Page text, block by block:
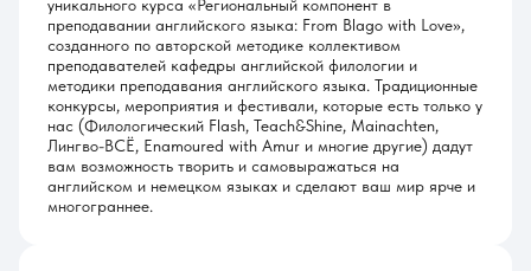
уникального курса «Региональный компонент в
преподавании английского языка: From Blago with Love»,
созданного по авторской методике коллективом
преподавателей кафедры английской филологии и
методики преподавания английского языка. Традиционные
конкурсы, мероприятия и фестивали, которые есть только у
нас (Филологический Flash, Teach&Shine, Mainachten,
Лингво-ВСЁ, Enamoured with Amur и многие другие) дадут
вам возможность творить и самовыражаться на
английском и немецком языках и сделают ваш мир ярче и
многограннее.